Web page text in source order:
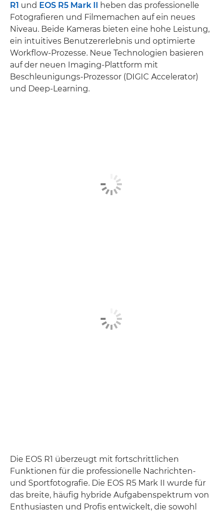
R1 und EOS R5 Mark II heben das professionelle
Fotografieren und Filmemachen auf ein neues
Niveau. Beide Kameras bieten eine hohe Leistung,
ein intuitives Benutzererlebnis und optimierte
Workflow-Prozesse. Neue Technologien basieren
auf der neuen Imaging-Plattform mit
Beschleunigungs-Prozessor (DIGIC Accelerator)
und Deep-Learning.
Die EOS R1 überzeugt mit fortschrittlichen
Funktionen für die professionelle Nachrichten-
und Sportfotografie. Die EOS R5 Mark II wurde für
das breite, häufig hybride Aufgabenspektrum von
Enthusiasten und Profis entwickelt, die sowohl